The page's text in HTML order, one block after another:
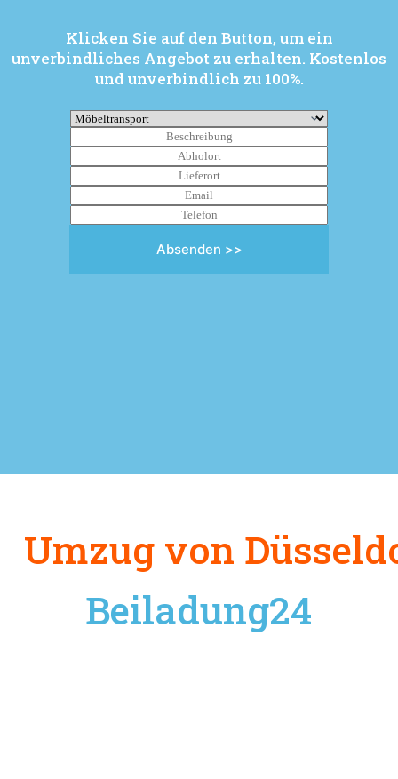
Klicken Sie auf den Button, um ein
unverbindliches Angebot zu erhalten. Kostenlos
und unverbindlich zu 100%.
Absenden >>
Umzug von
Beiladung24